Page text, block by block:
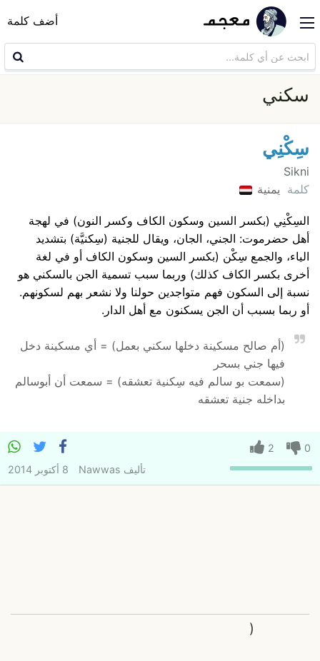
أضف كلمة
سكني
سِكْنِي
Sikni
كلمة يمنية
السِكْنِي (بكسر السين وسكون الكاف وكسر النون) في لهجة
أهل حضرموت: الجني، الجان، ويقال للجنية (سِكنيَّة) بتشديد
الياء، والجمع سِكْن (بكسر السين وسكون الكاف أو في لغة
أخرى بكسر الكاف كذلك) وربما سبب تسمية الجن بالسكني هو
نسبة إلى السكون فهم متواجدين حولنا ولا نشعر بهم لسكونهم.
أو ربما بسبب أن الجن يسكنون مع أهل الدار.
(أم صالح مسكينة دخلها سكني بعمل) = أي مسكينة دخل
فيها جني بسحر
(سمعت بو سالم فيه سِكنية تعشقه) = سمعت أن أبوسالم
بداخله جنية تعشقه
0
2
تأليف Nawwas 8 أكتوبر 2014
(